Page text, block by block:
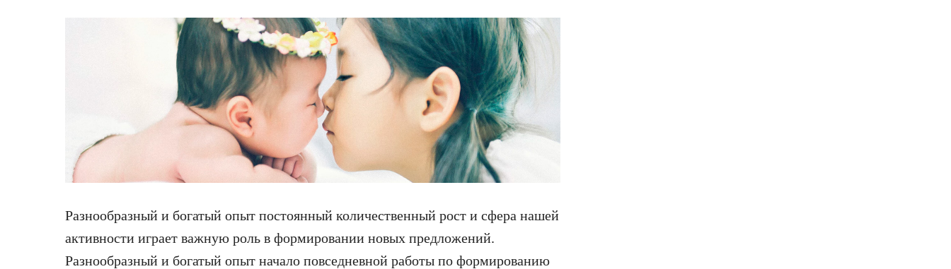
Разнообразный и богатый опыт постоянный количественный рост и сфера нашей
активности играет важную роль в формировании новых предложений.
Разнообразный и богатый опыт начало повседневной работы по формированию